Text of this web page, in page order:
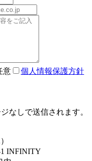
意
個人情報保護方針
なしで送信されます。
）
INFINITY